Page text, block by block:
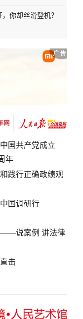
你却丝滑登机？
国共产党成立
年
践行正确政绩观
国调研行
说案例 讲法律
击